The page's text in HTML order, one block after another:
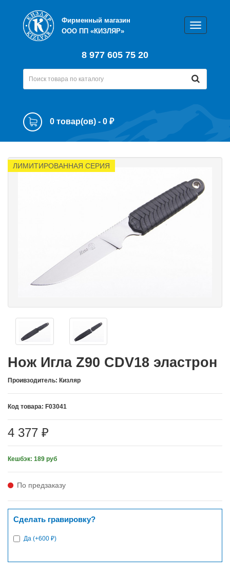
Фирменный магазин
ООО ПП «КИЗЛЯР»
8 977 605 75 20
0 товар(ов) - 0 ₽
ЛИМИТИРОВАННАЯ СЕРИЯ
Нож Игла Z90 CDV18 эластрон
Проивзодитель: Кизляр
Код товара: F03041
4 377 ₽
Кешбэк: 189 руб
По предзаказу
Сделать гравировку?
Да (+600 ₽)